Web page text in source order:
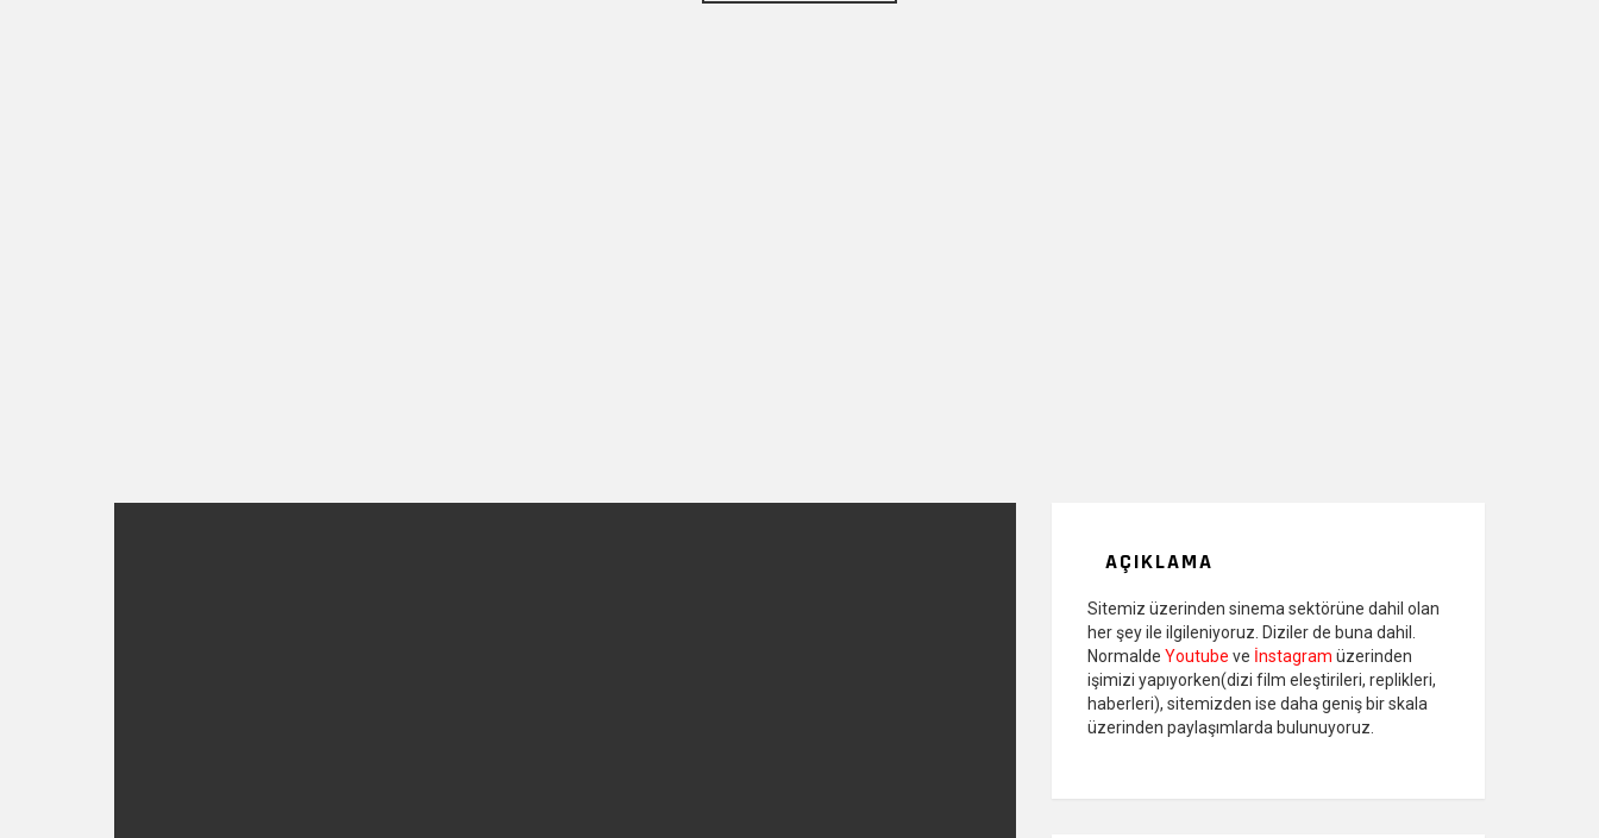
AÇIKLAMA
Sitemiz üzerinden sinema sektörüne dahil olan
her şey ile ilgileniyoruz. Diziler de buna dahil.
Normalde Youtube ve İnstagram üzerinden
işimizi yapıyorken(dizi film eleştirileri, replikleri,
haberleri), sitemizden ise daha geniş bir skala
üzerinden paylaşımlarda bulunuyoruz.